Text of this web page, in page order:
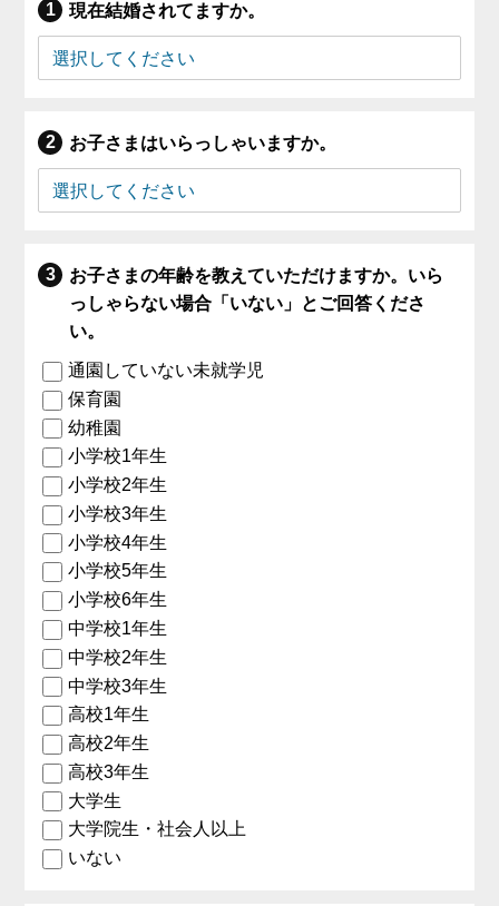
現在結婚されてますか。
お子さまはいらっしゃいますか。
お子さまの年齢を教えていただけますか。いら
っしゃらない場合「いない」とご回答くださ
い。
通園していない未就学児
保育園
幼稚園
小学校1年生
小学校2年生
小学校3年生
小学校4年生
小学校5年生
小学校6年生
中学校1年生
中学校2年生
中学校3年生
高校1年生
高校2年生
高校3年生
大学生
大学院生・社会人以上
いない